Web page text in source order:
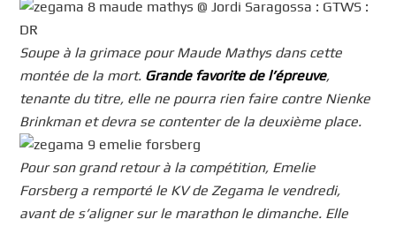
Soupe à la grimace pour Maude Mathys dans cette
montée de la mort. Grande favorite de l’épreuve,
tenante du titre, elle ne pourra rien faire contre Nienke
Brinkman et devra se contenter de la deuxième place.
Pour son grand retour à la compétition, Emelie
Forsberg a remporté le KV de Zegama le vendredi,
avant de s’aligner sur le marathon le dimanche. Elle